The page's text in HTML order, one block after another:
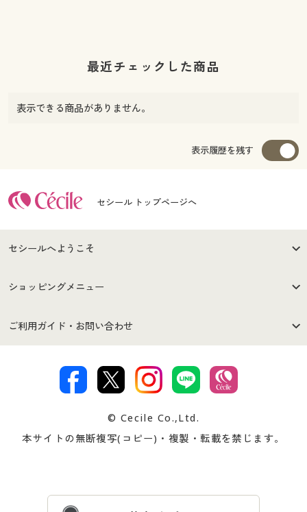
最近チェックした商品
表示できる商品がありません。
表示履歴を残す
セシール トップページへ
セシールへようこそ
はじめての方へ
セシールご利用規約
著作権・商標について 会社案内
ショッピングメニュー
商品カテゴリ
プレゼント＆キャンペーン サイトマップ
ご利用ガイド・お問い合わせ
交換・返品は お支払は
ついて
忘れの場合
© Cecile Co.,Ltd.
本サイトの無断複写(コピー)・複製・転載を禁じます。